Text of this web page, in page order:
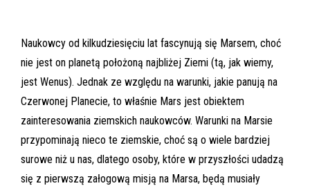
Naukowcy od kilkudziesięciu lat fascynują się Marsem, choć
nie jest on planetą położoną najbliżej Ziemi (tą, jak wiemy,
jest Wenus). Jednak ze względu na warunki, jakie panują na
Czerwonej Planecie, to właśnie Mars jest obiektem
zainteresowania ziemskich naukowców. Warunki na Marsie
przypominają nieco te ziemskie, choć są o wiele bardziej
surowe niż u nas, dlatego osoby, które w przyszłości udadzą
się z pierwszą załogową misją na Marsa, będą musiały